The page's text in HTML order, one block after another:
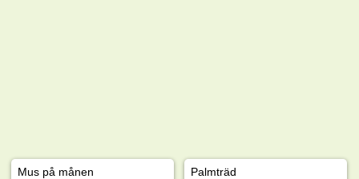
Mus på månen Palmträd